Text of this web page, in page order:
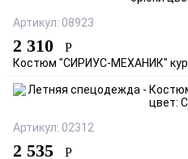
Артикул: 08923
2 310 Р
Костюм "СИРИУС-МЕХАНИК"
Артикул: 02312
2 535 Р